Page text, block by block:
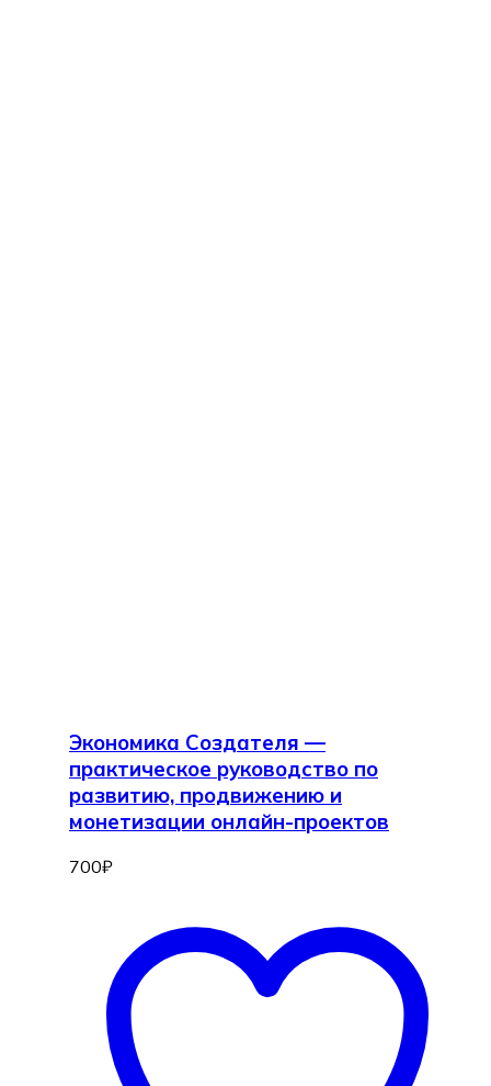
Экономика Создателя —
практическое руководство по
развитию, продвижению и
монетизации онлайн-проектов
700₽